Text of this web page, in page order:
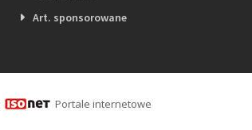
Art. sponsorowane
Portale internetowe